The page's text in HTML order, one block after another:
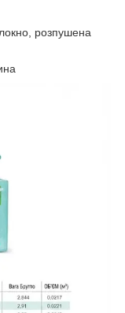
розпушена